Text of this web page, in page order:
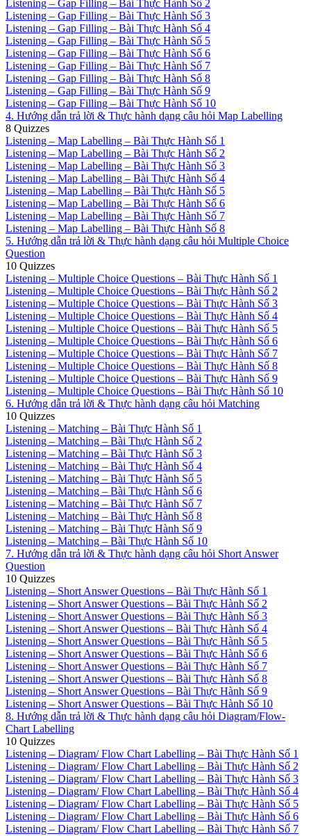
Listening – Gap Filling – Bài Thực Hành Số 2
Listening – Gap Filling – Bài Thực Hành Số 3
Listening – Gap Filling – Bài Thực Hành Số 4
Listening – Gap Filling – Bài Thực Hành Số 5
Listening – Gap Filling – Bài Thực Hành Số 6
Listening – Gap Filling – Bài Thực Hành Số 7
Listening – Gap Filling – Bài Thực Hành Số 8
Listening – Gap Filling – Bài Thực Hành Số 9
Listening – Gap Filling – Bài Thực Hành Số 10
4. Hướng dẫn trả lời & Thực hành dạng câu hỏi Map Labelling
8 Quizzes
Listening – Map Labelling – Bài Thực Hành Số 1
Listening – Map Labelling – Bài Thực Hành Số 2
Listening – Map Labelling – Bài Thực Hành Số 3
Listening – Map Labelling – Bài Thực Hành Số 4
Listening – Map Labelling – Bài Thực Hành Số 5
Listening – Map Labelling – Bài Thực Hành Số 6
Listening – Map Labelling – Bài Thực Hành Số 7
Listening – Map Labelling – Bài Thực Hành Số 8
5. Hướng dẫn trả lời & Thực hành dạng câu hỏi Multiple Choice
Question
10 Quizzes
Listening – Multiple Choice Questions – Bài Thực Hành Số 1
Listening – Multiple Choice Questions – Bài Thực Hành Số 2
Listening – Multiple Choice Questions – Bài Thực Hành Số 3
Listening – Multiple Choice Questions – Bài Thực Hành Số 4
Listening – Multiple Choice Questions – Bài Thực Hành Số 5
Listening – Multiple Choice Questions – Bài Thực Hành Số 6
Listening – Multiple Choice Questions – Bài Thực Hành Số 7
Listening – Multiple Choice Questions – Bài Thực Hành Số 8
Listening – Multiple Choice Questions – Bài Thực Hành Số 9
Listening – Multiple Choice Questions – Bài Thực Hành Số 10
6. Hướng dẫn trả lời & Thực hành dạng câu hỏi Matching
10 Quizzes
Listening – Matching – Bài Thực Hành Số 1
Listening – Matching – Bài Thực Hành Số 2
Listening – Matching – Bài Thực Hành Số 3
Listening – Matching – Bài Thực Hành Số 4
Listening – Matching – Bài Thực Hành Số 5
Listening – Matching – Bài Thực Hành Số 6
Listening – Matching – Bài Thực Hành Số 7
Listening – Matching – Bài Thực Hành Số 8
Listening – Matching – Bài Thực Hành Số 9
Listening – Matching – Bài Thực Hành Số 10
7. Hướng dẫn trả lời & Thực hành dạng câu hỏi Short Answer
Question
10 Quizzes
Listening – Short Answer Questions – Bài Thực Hành Số 1
Listening – Short Answer Questions – Bài Thực Hành Số 2
Listening – Short Answer Questions – Bài Thực Hành Số 3
Listening – Short Answer Questions – Bài Thực Hành Số 4
Listening – Short Answer Questions – Bài Thực Hành Số 5
Listening – Short Answer Questions – Bài Thực Hành Số 6
Listening – Short Answer Questions – Bài Thực Hành Số 7
Listening – Short Answer Questions – Bài Thực Hành Số 8
Listening – Short Answer Questions – Bài Thực Hành Số 9
Listening – Short Answer Questions – Bài Thực Hành Số 10
8. Hướng dẫn trả lời & Thực hành dạng câu hỏi Diagram/Flow-
Chart Labelling
10 Quizzes
Listening – Diagram/ Flow Chart Labelling – Bài Thực Hành Số 1
Listening – Diagram/ Flow Chart Labelling – Bài Thực Hành Số 2
Listening – Diagram/ Flow Chart Labelling – Bài Thực Hành Số 3
Listening – Diagram/ Flow Chart Labelling – Bài Thực Hành Số 4
Listening – Diagram/ Flow Chart Labelling – Bài Thực Hành Số 5
Listening – Diagram/ Flow Chart Labelling – Bài Thực Hành Số 6
Listening – Diagram/ Flow Chart Labelling – Bài Thực Hành Số 7